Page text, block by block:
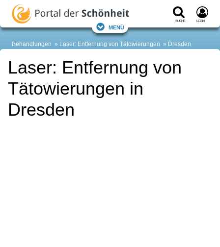
Suche Login
Menü
Behandlungen Laser: Entfernung von Tätowierungen Dresden
Laser: Entfernung von
Tätowierungen in
Dresden